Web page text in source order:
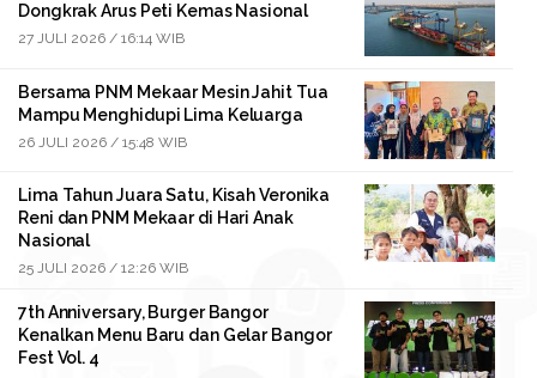
Dongkrak Arus Peti Kemas Nasional
27 JULI 2026 / 16:14 WIB
Bersama PNM Mekaar Mesin Jahit Tua
Mampu Menghidupi Lima Keluarga
26 JULI 2026 / 15:48 WIB
Lima Tahun Juara Satu, Kisah Veronika
Reni dan PNM Mekaar di Hari Anak
Nasional
25 JULI 2026 / 12:26 WIB
7th Anniversary, Burger Bangor
Kenalkan Menu Baru dan Gelar Bangor
Fest Vol. 4